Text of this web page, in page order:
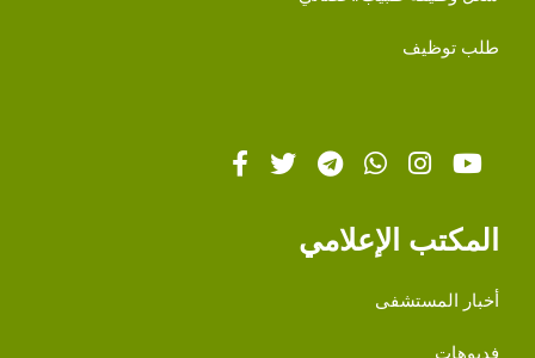
طلب توظيف
المكتب الإعلامي
أخبار المستشفى
فديوهات